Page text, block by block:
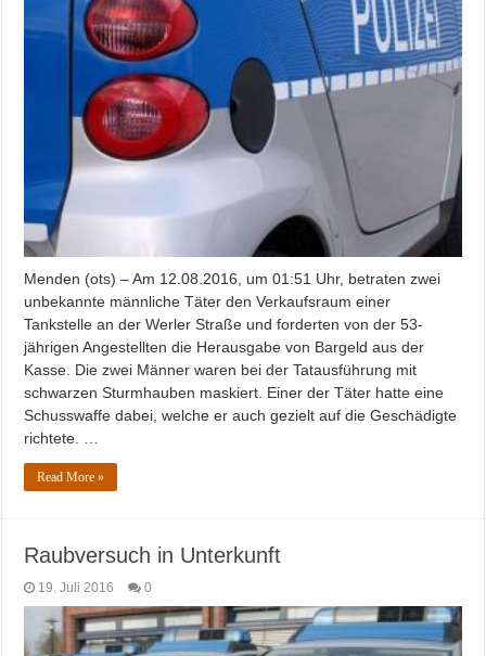
Menden (ots) – Am 12.08.2016, um 01:51 Uhr, betraten zwei
unbekannte männliche Täter den Verkaufsraum einer
Tankstelle an der Werler Straße und forderten von der 53-
jährigen Angestellten die Herausgabe von Bargeld aus der
Kasse. Die zwei Männer waren bei der Tatausführung mit
schwarzen Sturmhauben maskiert. Einer der Täter hatte eine
Schusswaffe dabei, welche er auch gezielt auf die Geschädigte
richtete. …
Read More »
Raubversuch in Unterkunft
19. Juli 2016 0